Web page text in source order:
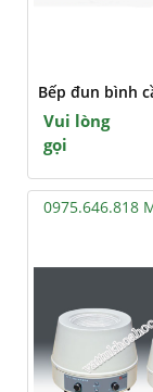
Bếp đun bình
Vui lòng
gọi
0975.646.818